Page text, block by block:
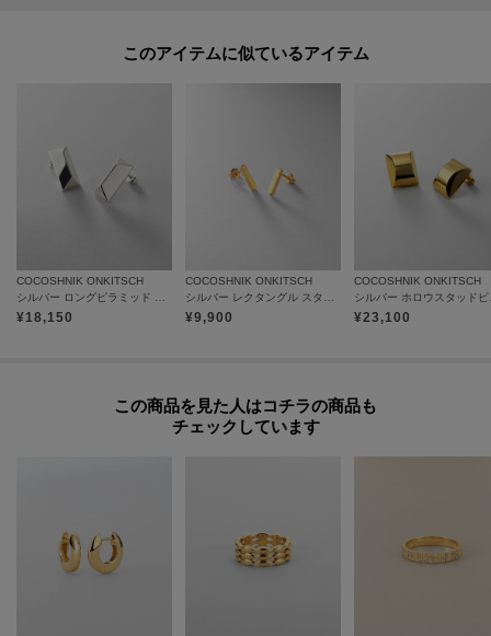
◆お届け予定について
工場の生産の都合上、お届け予定が変更になる場合がございます。
実際の商品と仕様、加工、サイズ、素材等が若干異なる場合がございます。
取り扱い方法に関して商品に付いている洗濯ネーム・注意下げ札をご確認く
◆お届け時期の違う予約商品を、複数点カートに入れた場合、カートグルー
プは1つになり、商品が全て揃ってからの発送となります。
このアイテムに似ているアイテム
COCOSHNIK ONKITSCH
¥18,150
COCOSHNIK ONKITSCH
¥9,900
COCOSHNIK ONKITSCH
¥23,100
この商品を見た人はコチラの商品も
チェックしています